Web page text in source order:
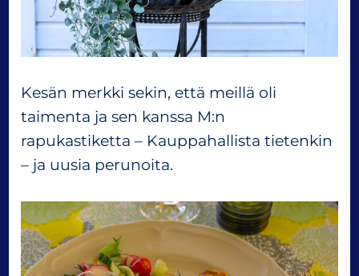
Kesän merkki sekin, että meillä oli
taimenta ja sen kanssa M:n
rapukastiketta – Kauppahallista tietenkin
– ja uusia perunoita.